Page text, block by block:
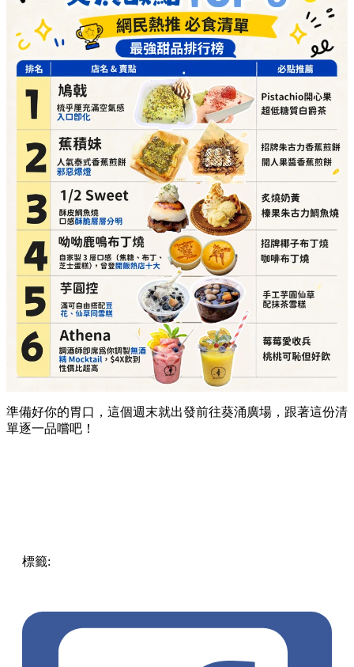
舖
呦呦鹿鳴布丁燒（自家製3層口感，曾登開飯熱店十大）
必點推介：招牌椰子布丁燒、咖啡布丁燒
詳細地址： 葵涌廣場 3 樓 87A 號舖
芋圓控（滿可自由搭配豆花、仙草同雪糕）
必點推介：手工芋圓仙草、配抹茶雪糕
詳細地址：葵涌廣場 2 樓 C10 號舖
Athena（調酒師即席為你調製無酒精 Mocktail）
必點推介：莓莓愛收兵、桃桃可恥但好飲
詳細地址：葵涌廣場 3 樓 Top World 3069-T17 號
舖